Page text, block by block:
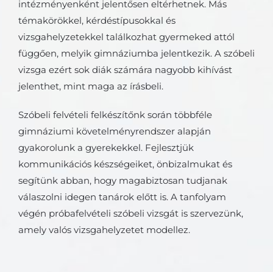
intézményenként jelentősen eltérhetnek. Más
témakörökkel, kérdéstípusokkal és
vizsgahelyzetekkel találkozhat gyermeked attól
függően, melyik gimnáziumba jelentkezik. A szóbeli
vizsga ezért sok diák számára nagyobb kihívást
jelenthet, mint maga az írásbeli.
Szóbeli felvételi felkészítőnk során többféle
gimnáziumi követelményrendszer alapján
gyakorolunk a gyerekekkel. Fejlesztjük
kommunikációs készségeiket, önbizalmukat és
segítünk abban, hogy magabiztosan tudjanak
válaszolni idegen tanárok előtt is. A tanfolyam
végén próbafelvételi szóbeli vizsgát is szervezünk,
amely valós vizsgahelyzetet modellez.